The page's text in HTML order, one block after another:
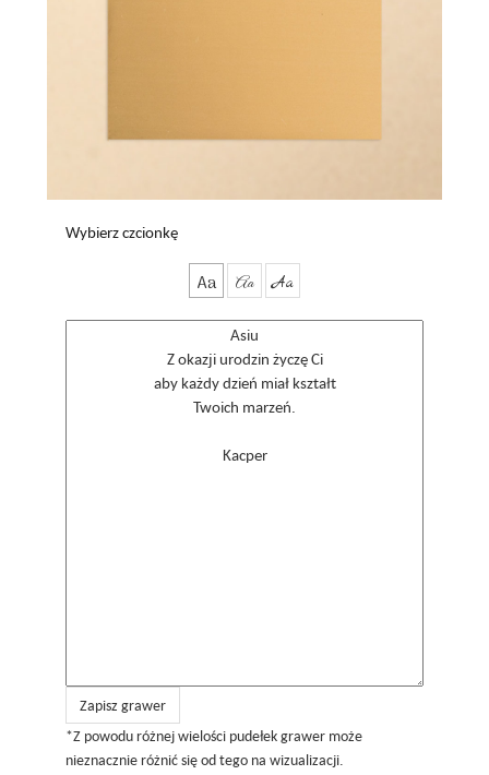
Wybierz czcionkę
Aa Aa Aa
Zapisz grawer
*Z powodu różnej wielości pudełek grawer może
nieznacznie różnić się od tego na wizualizacji.